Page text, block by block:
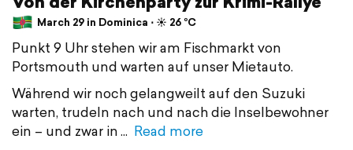
March 29 in Dominica ⋅ ☀️ 26 °C
Punkt 9 Uhr stehen wir am Fischmarkt von
Portsmouth und warten auf unser Mietauto.
Während wir noch gelangweilt auf den Suzuki
warten, trudeln nach und nach die Inselbewohner
ein – und zwar in
Read more